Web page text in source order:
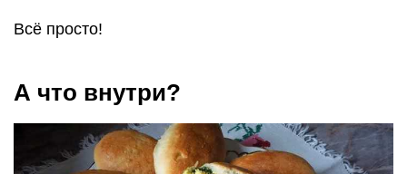
Всё просто!
А что внутри?